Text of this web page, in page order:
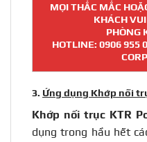
MỌI THẮC MẮC
KHÁCH
PHÒNG
HOTLINE: 0906 955
3. Ứng dụng Khớp nối
Khớp nối trục KTR
dụng trong hầu hết